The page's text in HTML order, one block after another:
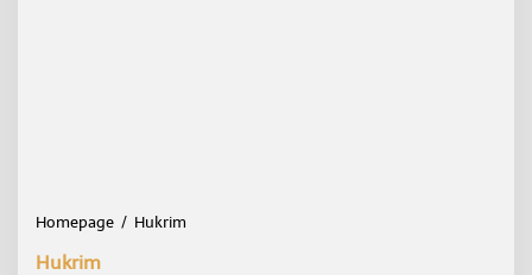
Homepage / Hukrim
Hukrim